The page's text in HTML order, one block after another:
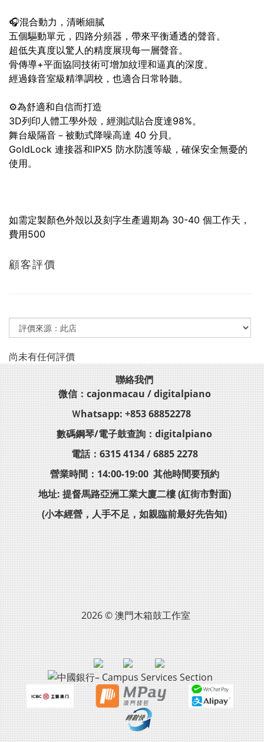
🎧混合動力，清晰細膩
五個驅動單元，四路分頻器，帶來平衡通透的聲音。
超低失真度以驚人的精度展現每一層聲音。
骨傳導+平面協同技術可增加紋理和逼真的深度。
經過錄音室級精準調校，也適合日常聆聽。
⚙️為舒適和自信而打造
3D列印人體工學外殼，經測試貼合度達98%。
舞台級隔音－被動式降噪高達 40 分貝。
GoldLock 連接器和IPX5 防水防護等級，確保安全無憂的
使用。
如需定製顏色外殼以及刻字生產週期為 30-40 個工作天，
費用500
顧客評價
尚未有任何評價
聯絡我們
微信：cajonmacau / digitalpiano
Ｗhatsapp: +853 68852278
數碼鋼琴/電子鼓查詢：digitalpiano
電話：6315 4134 / 6885 2278
營業時間：14:00-19:00 其他時間要預約
地址: 提督馬路亞洲工業大廈二樓 (紅街市對面)
(小本經營，人手不足，如親臨前最好先告知)
2026 © 澳門木箱鼓工作室